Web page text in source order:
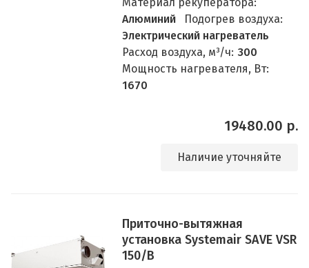
Алюминий
Подогрев воздуха:
Электрический нагреватель
Расход воздуха, м³/ч: 300
Мощность нагревателя, Вт:
1670
19480.00 р.
Наличие уточняйте
Приточно-вытяжная
установка Systemair SAVE VSR
150/B